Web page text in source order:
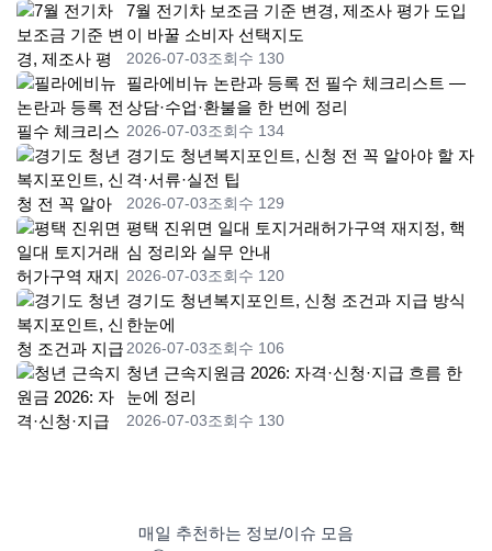
7월 전기차 보조금 기준 변경, 제조사 평가 도입
이 바꿀 소비자 선택지도
2026-07-03조회수 130
필라에비뉴 논란과 등록 전 필수 체크리스트 —
상담·수업·환불을 한 번에 정리
2026-07-03조회수 134
경기도 청년복지포인트, 신청 전 꼭 알아야 할 자
격·서류·실전 팁
2026-07-03조회수 129
평택 진위면 일대 토지거래허가구역 재지정, 핵
심 정리와 실무 안내
2026-07-03조회수 120
경기도 청년복지포인트, 신청 조건과 지급 방식
한눈에
2026-07-03조회수 106
청년 근속지원금 2026: 자격·신청·지급 흐름 한
눈에 정리
2026-07-03조회수 130
매일 추천하는 정보/이슈 모음